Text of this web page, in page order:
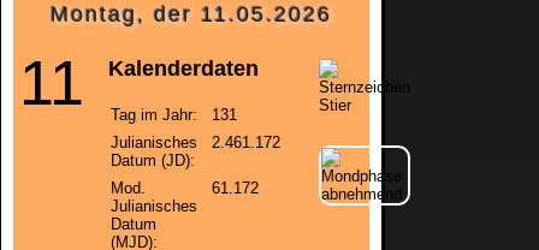
Hessen
Mecklenburg-Vorpommern
Montag, der 11.05.2026
11 Kalenderdaten
Tag im Jahr:
131
Julianisches
Datum (JD):
2.461.172
Mod.
Julianisches
Datum
(MJD):
61.172